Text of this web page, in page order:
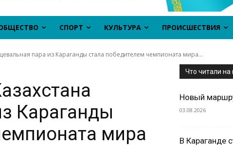
СПОРТ КУЛЬТУРА ПРОИСШЕСТВИЯ
пара из Караганды стала победителем чемпионата мира...
Караганды
мира
Что читали на
Новый
03.08.2026
В Караганде